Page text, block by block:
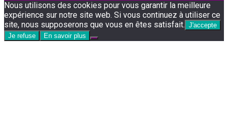
Nous utilisons des cookies pour vous garantir la meilleure
expérience sur notre site web. Si vous continuez à utiliser ce
site, nous supposerons que vous en êtes satisfait. J'accepte
Je refuse
En savoir plus